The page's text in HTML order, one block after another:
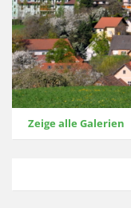
Zeige alle Galerien